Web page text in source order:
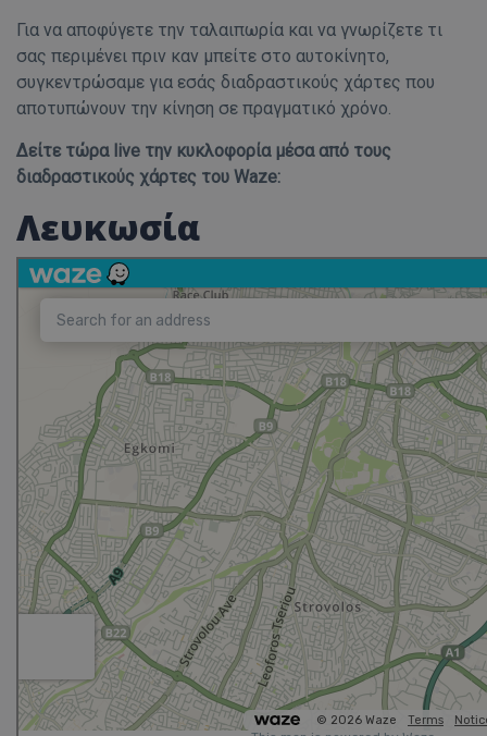
Για να αποφύγετε την ταλαιπωρία και να γνωρίζετε τι
σας περιμένει πριν καν μπείτε στο αυτοκίνητο,
συγκεντρώσαμε για εσάς διαδραστικούς χάρτες που
αποτυπώνουν την κίνηση σε πραγματικό χρόνο.
Δείτε τώρα live την κυκλοφορία μέσα από τους
διαδραστικούς χάρτες του Waze:
Λευκωσία